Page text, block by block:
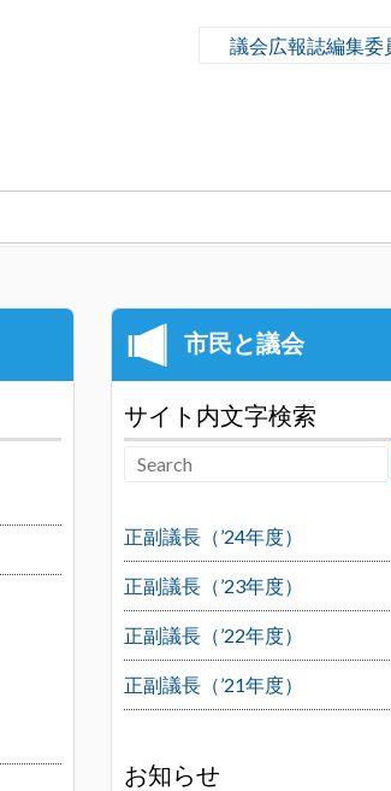
議会広報誌編集委
サイト内文字検索
正副議長（’24年度）
正副議長（’23年度）
正副議長（’22年度）
正副議長（’21年度）
お知らせ